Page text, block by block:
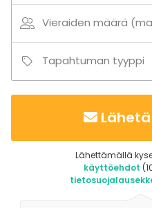
Ulkoilu
aktiviteetteja tai
Tarvittaessa voitte
jotta kokonaisuus on
Lisätietoa aktiviteeteista
Solvallasta voi vuokrata
fatbike-pyöriä sekä
Vieraiden määrä
Tapahtuman tyyppi
Lähettämällä
käyttöehdot